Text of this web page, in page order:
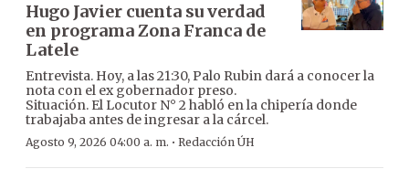
Hugo Javier cuenta su verdad
en programa Zona Franca de
Latele
Entrevista. Hoy, a las 21:30, Palo Rubin dará a conocer la
nota con el ex gobernador preso.
Situación. El Locutor N° 2 habló en la chipería donde
trabajaba antes de ingresar a la cárcel.
Agosto 9, 2026 04:00 a. m. · Redacción ÚH